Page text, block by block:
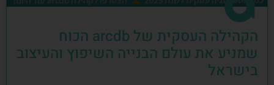
הקהילה העסקית של arcdb הכוח
שמניע את עולם הבנייה השיפוץ והעיצוב
בישראל